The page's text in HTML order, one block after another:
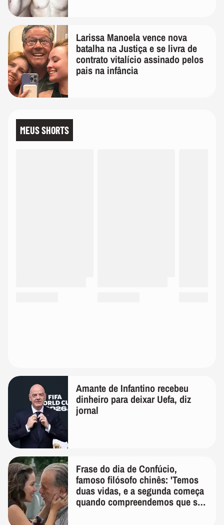
Larissa Manoela vence nova
batalha na Justiça e se livra de
contrato vitalício assinado pelos
pais na infância
MEUS SHORTS
Amante de Infantino recebeu
dinheiro para deixar Uefa, diz
jornal
Frase do dia de Confúcio,
famoso filósofo chinês: 'Temos
duas vidas, e a segunda começa
quando compreendemos que só